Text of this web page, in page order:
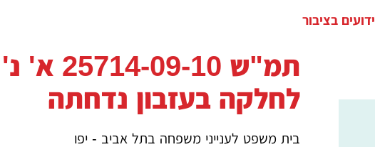
ידועים בציבור
לחלקה בעזבון נדחתה
בית משפט לענייני משפחה בתל אביב - יפו